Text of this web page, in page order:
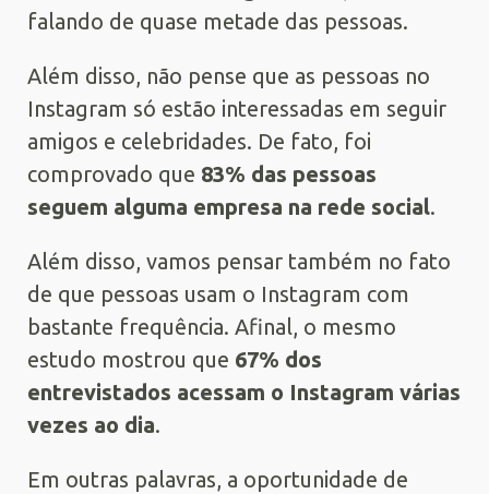
falando de quase metade das pessoas.
Além disso, não pense que as pessoas no
Instagram só estão interessadas em seguir
amigos e celebridades. De fato, foi
comprovado que 83% das pessoas
seguem alguma empresa na rede social.
Além disso, vamos pensar também no fato
de que pessoas usam o Instagram com
bastante frequência. Afinal, o mesmo
estudo mostrou que 67% dos
entrevistados acessam o Instagram várias
vezes ao dia.
Em outras palavras, a oportunidade de